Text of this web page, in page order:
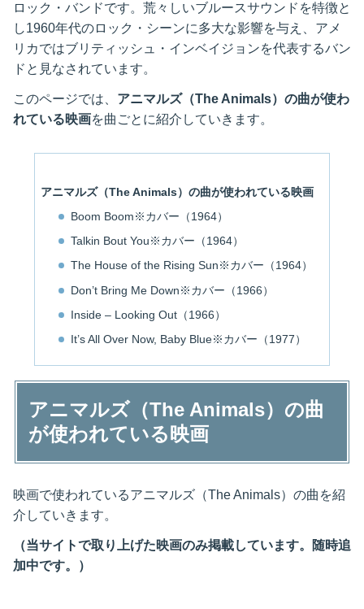
ロック・バンドです。荒々しいブルースサウンドを特徴と
し1960年代のロック・シーンに多大な影響を与え、アメ
リカではブリティッシュ・インベイジョンを代表するバン
ドと見なされています。
このページでは、 アニマルズ（The Animals）の曲が使わ
れている映画を曲ごとに紹介していきます。
アニマルズ（The Animals）の曲が使われている映画
Boom Boom※カバー（1964）
Talkin Bout You※カバー（1964）
The House of the Rising Sun※カバー（1964）
Don’t Bring Me Down※カバー（1966）
Inside – Looking Out（1966）
It’s All Over Now, Baby Blue※カバー（1977）
アニマルズ（The Animals）の曲
が使われている映画
映画で使われているアニマルズ（The Animals）の曲を紹
介していきます。
（当サイトで取り上げた映画のみ掲載しています。随時追
加中です。）